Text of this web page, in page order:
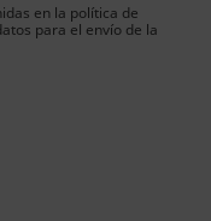
en la política de
para el envío de la